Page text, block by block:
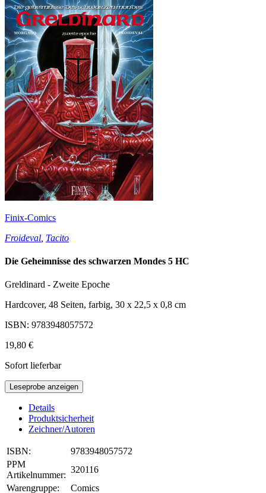
Finix-Comics
Froideval Tacito
Die Geheimnisse des schwarzen Mondes 5 HC
Greldinard - Zweite Epoche
Hardcover, 48 Seiten, farbig, 30 x 22,5 x 0,8 cm
ISBN: 9783948057572
19,80 €
Sofort lieferbar
Leseprobe anzeigen
Details
Produktsicherheit
Zeichner/Autoren
ISBN:
9783948057572
PPM
Artikelnummer:
320116
Warengruppe:
Comics